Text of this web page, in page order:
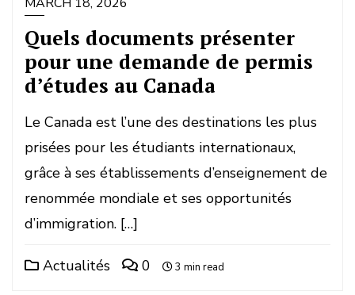
Quels documents présenter
pour une demande de permis
d’études au Canada
Le Canada est l’une des destinations les plus
prisées pour les étudiants internationaux,
grâce à ses établissements d’enseignement de
renommée mondiale et ses opportunités
d’immigration. […]
Actualités 0 3 min read